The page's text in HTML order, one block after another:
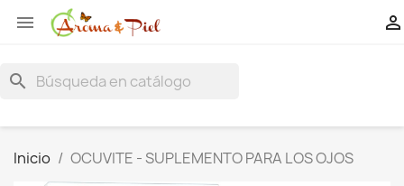
 
search
Inicio OCUVITE - SUPLEMENTO PARA LOS OJOS